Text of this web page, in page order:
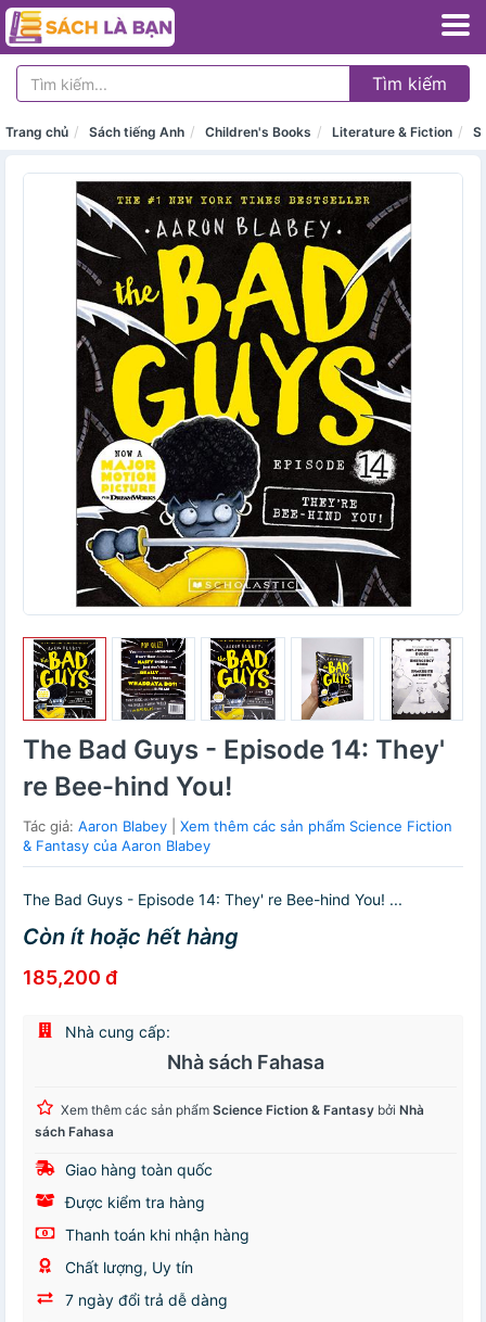
Tìm kiếm
Trang chủ Sách tiếng Anh Children's Books Literature & Fiction
The Bad Guys - Episode 14: They'
re Bee-hind You!
Tác giả: Aaron Blabey
Xem thêm các sản phẩm Science Fiction
& Fantasy của Aaron Blabey
The Bad Guys - Episode 14: They' re Bee-hind You! ...
Còn ít hoặc hết hàng
185,200 đ
Nhà cung cấp:
Nhà sách Fahasa
Xem thêm các sản phẩm Science Fiction & Fantasy bởi Nhà
sách Fahasa
Giao hàng toàn quốc
Được kiểm tra hàng
Thanh toán khi nhận hàng
Chất lượng, Uy tín
7 ngày đổi trả dễ dàng